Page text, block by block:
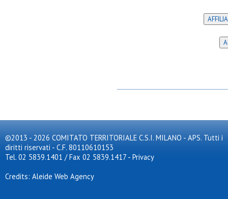
©2013 - 2026 COMITATO TERRITORIALE C.S.I. MILANO - APS. Tutti i
diritti riservati - C.F. 80110610153
Tel. 02 5839.1401 / Fax 02 5839.1417 - Privacy
Credits: Aleide Web Agency